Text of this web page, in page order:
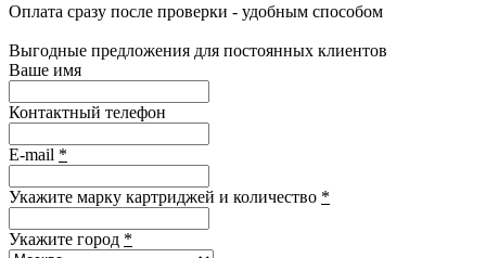
Оплата сразу после проверки - удобным способом
Выгодные предложения для постоянных клиентов
Ваше имя
Контактный телефон
E-mail *
Укажите марку картриджей и количество *
Укажите город *